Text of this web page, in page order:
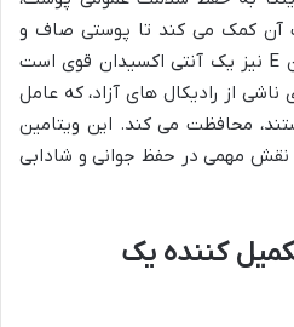
آن کمک می کند تا پوستی صاف و
یکدست داشته باشید. ویتامین E نیز یک آنتی اکسیدان قوی است
از رادیکال های آزاد، که عامل
محافظت می کند. این ویتامین
نقش مهمی در حفظ جوانی و شادابی
کننده یک